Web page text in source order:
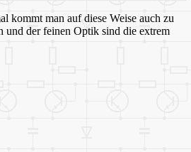
kommt man auf diese Weise auch zu
und der feinen Optik sind die extrem